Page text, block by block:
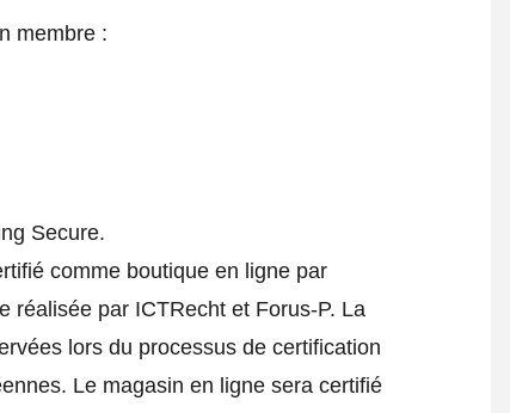
membre :
Secure.
comme boutique en ligne par
réalisée par ICTRecht et Forus-P. La
lors du processus de certification
Le magasin en ligne sera certifié